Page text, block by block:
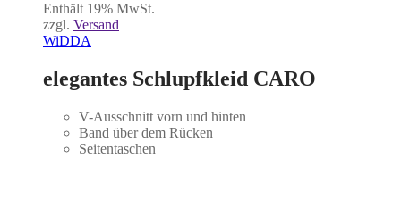
war:
129,00 €
ist:
Enthält 19% MwSt.
zzgl. Versand
WiDDA
elegantes Schlupfkleid CARO
V-Ausschnitt vorn und hinten
Band über dem Rücken
Seitentaschen